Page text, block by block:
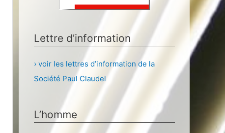
Lettre d’information
› voir les lettres d’information de la
Société Paul Claudel
L’homme